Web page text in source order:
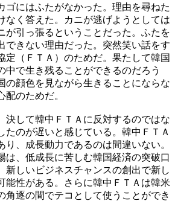
ゴにはふたがなかった。理由を尋ねた
なく答えた。カニが逃げようとしては
が引っ張るということだった。ふたを
できない理由だった。突然笑い話をす
定（ＦＴＡ）のためだ。果たして韓国
中で生き残ることができるのだろう
の顔色を見ながら生きることにならな
配のためだ。
決して韓中ＦＴＡに反対するのではな
たのが遅いと感じている。韓中ＦＴＡ
り、成長動力であるのは間違いない。
は、低成長に苦しむ韓国経済の突破口
新しいビジネスチャンスの創出で新し
能性がある。さらに韓中ＦＴＡは韓米
角逐の間でテコとして使うことができ